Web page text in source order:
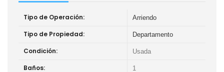
Tipo de Operación: Arriendo
Tipo de Propiedad: Departamento
Condición: Usada
Baños: 1